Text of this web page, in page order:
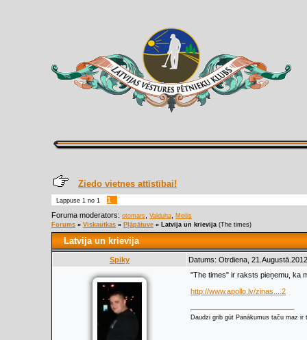
Ziedo vietnes attīstībai!
Lappuse 1 no 1
1
Foruma moderators: otomars Valduha
Meilis
Forums » Viskautkas » Pļāpātuve » Latvija un krievija (The times)
Latvija un krievija
Spiky Datums: Otrdiena,
"The times" ir raksts pieņemu, ka
http://www.apollo.lv/zinas....2
Daudzi grib gūt Panākumus taču maz